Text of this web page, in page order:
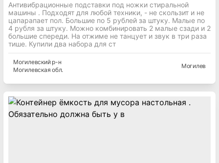
Антивибрационные подставки под ножки стиральной
машины . Подходят для любой техники, - не скользит и не
цапарапает пол. Большие по 5 рублей за штуку. Малые по
4 рубля за штуку. Можно комбинировать 2 малые сзади и 2
большие спереди. На отжиме не танцует и звук в три раза
тише. Купили два набора для ст
Могилевскийр-н
Могилевская обл.
Могилев